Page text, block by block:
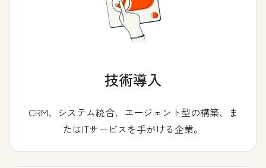
技術導入
CRM、システム統合、エージェント型の構築、ま
たはITサービスを手がける企業。